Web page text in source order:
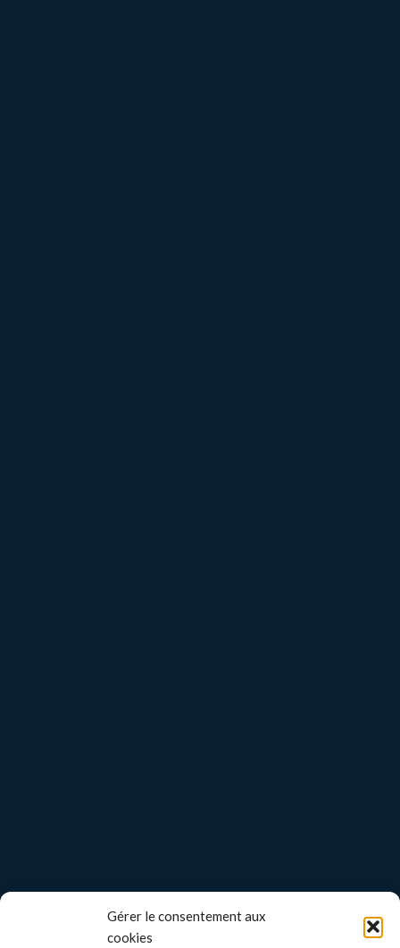
Gérer le consentement aux
cookies